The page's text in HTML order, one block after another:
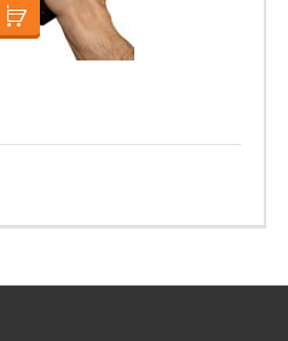
LISA KORVI